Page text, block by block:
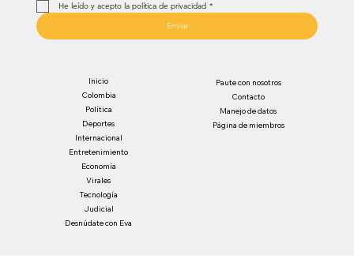
He leído y acepto la política de privacidad *
Enviar
Inicio
Colombia
Política
Deportes
Internacional
Entretenimiento
Economía
Virales
Tecnología
Judicial
Desnúdate con Eva
Paute con nosotros
Contacto
Manejo de datos
Página de miembros